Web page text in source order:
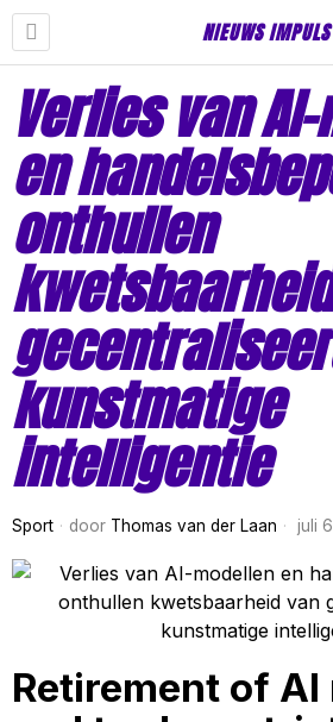
NIEUWS IMPULS
Verlies van
en
onthullen
kunstmatige
intelligentie
Sport door Thomas van der Laan juli
Retirement of AI